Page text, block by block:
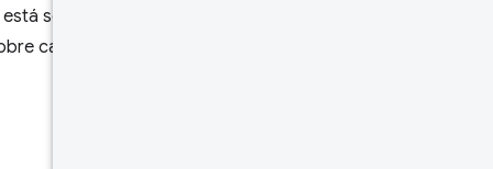
sendo agregado. Por
cargas que ocorreram